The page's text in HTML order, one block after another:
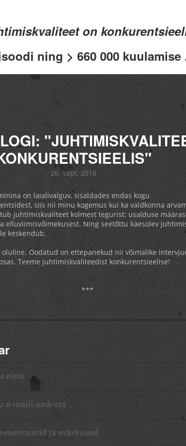
on
ning > 660 000 kuulamise
26. sept, 2016
on laialivalguv, sisaldades endas kogu
siis nii minu kogemus kui ka valdkonna
juhtimiskvaliteet kolmest tegurist: usalduse
elluviimisvõimekusest. Ning seetõttu käesolev
keskendub.
oluline. Oodatud on ettepanekud nii võimalike
Teeme juhtimiskvaliteedist konkurentsieelise!
***